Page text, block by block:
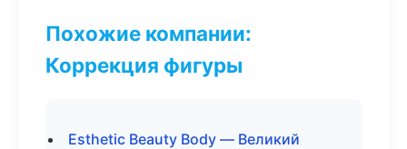
Похожие компании:
Коррекция фигуры
Esthetic Beauty Body — Великий